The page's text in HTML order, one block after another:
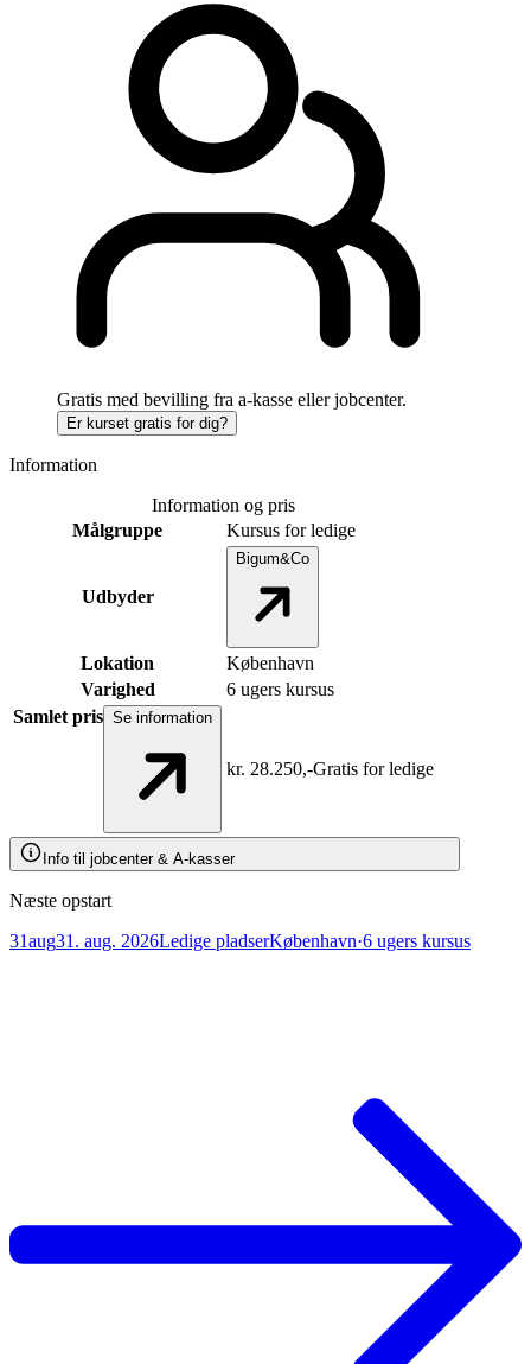
Gratis med bevilling fra a-kasse eller jobcenter.
Er kurset gratis for dig?
Information
Information og pris
Målgruppe
Kursus for ledige
Udbyder
Bigum&Co
Lokation
København
Varighed
6 ugers kursus
Samlet pris Se information
kr. 28.250,-Gratis for ledige
Info til jobcenter & A-kasser
Næste opstart
31aug31. aug. 2026Ledige pladserKøbenhavn·6 ugers kursus